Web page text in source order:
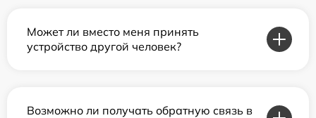
Может ли вместо меня принять
устройство другой человек?
Возможно ли получать обратную связь в